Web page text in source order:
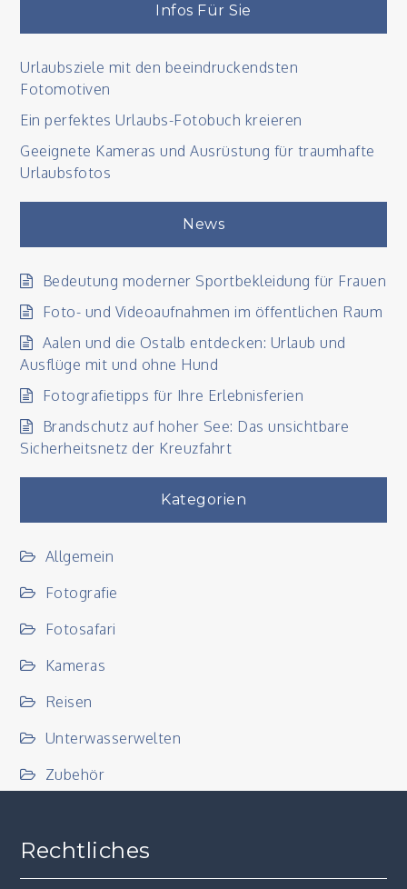
Infos Für Sie
Urlaubsziele mit den beeindruckendsten
Fotomotiven
Ein perfektes Urlaubs-Fotobuch kreieren
Geeignete Kameras und Ausrüstung für traumhafte
Urlaubsfotos
News
Bedeutung moderner Sportbekleidung für Frauen
Foto- und Videoaufnahmen im öffentlichen Raum
Aalen und die Ostalb entdecken: Urlaub und
Ausflüge mit und ohne Hund
Fotografietipps für Ihre Erlebnisferien
Brandschutz auf hoher See: Das unsichtbare
Sicherheitsnetz der Kreuzfahrt
Kategorien
Allgemein
Fotografie
Fotosafari
Kameras
Reisen
Unterwasserwelten
Zubehör
Rechtliches